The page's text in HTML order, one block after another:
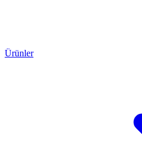
Ürünler